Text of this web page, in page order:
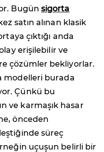
Bugün sigorta
satın alınan klasik
çıktığı anda
erişilebilir ve
çözümler bekliyorlar.
modelleri burada
Çünkü bu
ve karmaşık hasar
önceden
süreç
uçuşun belirli bir